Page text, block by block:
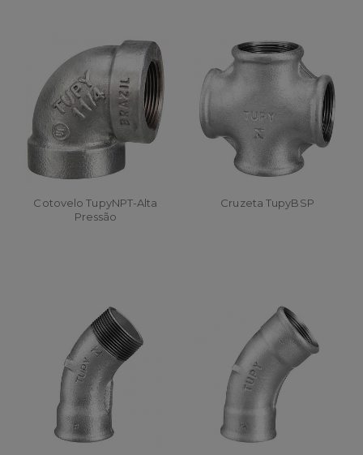
Cotovelo TupyNPT-Alta
Pressão
Cruzeta TupyBSP